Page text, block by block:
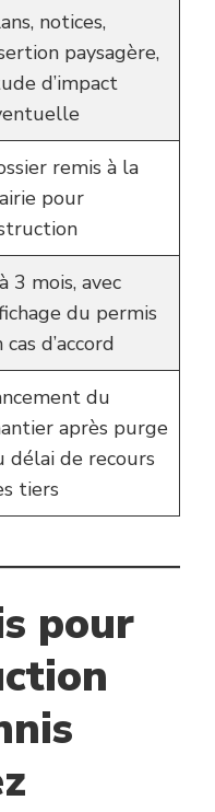
notices,
paysagère,
d’impact
remis à la
pour
3 mois, avec
du permis
cas d’accord
du
après purge
délai de recours
tiers
pour